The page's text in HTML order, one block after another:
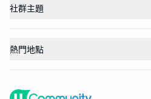
社群主題
熱門地點